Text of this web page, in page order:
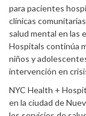
para pacientes
clínicas
salud mental en las
Hospitals continúa
niños y
intervención en
NYC Health +
en la ciudad de